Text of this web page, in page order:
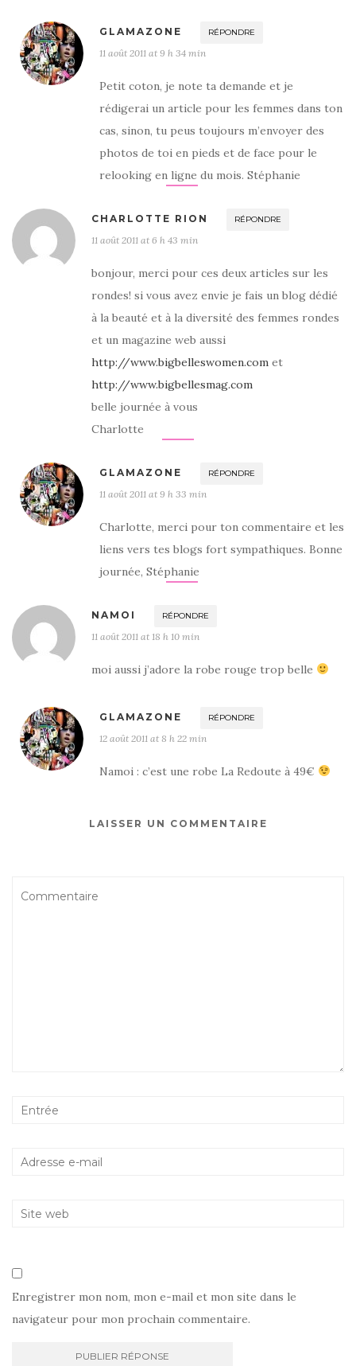
GLAMAZONE RÉPONDRE
11 août 2011 at 9 h 34 min
Petit coton, je note ta demande et je
rédigerai un article pour les femmes dans ton
cas, sinon, tu peus toujours m’envoyer des
photos de toi en pieds et de face pour le
relooking en ligne du mois. Stéphanie
CHARLOTTE RION RÉPONDRE
11 août 2011 at 6 h 43 min
bonjour, merci pour ces deux articles sur les
rondes! si vous avez envie je fais un blog dédié
à la beauté et à la diversité des femmes rondes
et un magazine web aussi
http://www.bigbelleswomen.com et
http://www.bigbellesmag.com
belle journée à vous
Charlotte
GLAMAZONE RÉPONDRE
11 août 2011 at 9 h 33 min
Charlotte, merci pour ton commentaire et les
liens vers tes blogs fort sympathiques. Bonne
journée, Stéphanie
NAMOI RÉPONDRE
11 août 2011 at 18 h 10 min
moi aussi j’adore la robe rouge trop belle
GLAMAZONE RÉPONDRE
12 août 2011 at 8 h 22 min
Namoi : c’est une robe La Redoute à 49€
LAISSER UN COMMENTAIRE
Enregistrer mon nom, mon e-mail et mon site dans le
navigateur pour mon prochain commentaire.